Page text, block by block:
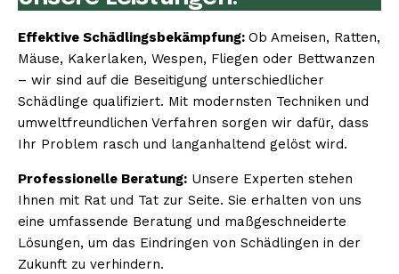
Effektive Schädlingsbekämpfung: Ob Ameisen, Ratten,
Mäuse, Kakerlaken, Wespen, Fliegen oder Bettwanzen
– wir sind auf die Beseitigung unterschiedlicher
Schädlinge qualifiziert. Mit modernsten Techniken und
umweltfreundlichen Verfahren sorgen wir dafür, dass
Ihr Problem rasch und langanhaltend gelöst wird.
Professionelle Beratung: Unsere Experten stehen
Ihnen mit Rat und Tat zur Seite. Sie erhalten von uns
eine umfassende Beratung und maßgeschneiderte
Lösungen, um das Eindringen von Schädlingen in der
Zukunft zu verhindern.